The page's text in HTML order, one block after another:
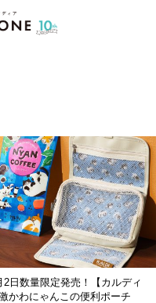
2日数量限定発売！【カルディ
かわにゃんこの便利ポーチ